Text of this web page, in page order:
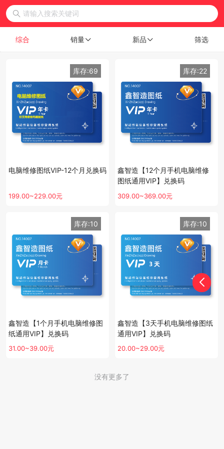
综合 销量 新品 筛选
电脑维修图纸VIP-12个月兑换码
199.00~229.00元
库存:69
鑫智造【12个月手机电脑维修
图纸通用VIP】兑换码
309.00~369.00元
库存:22
鑫智造【1个月手机电脑维修图
纸通用VIP】兑换码
31.00~39.00元
库存:10
鑫智造【3天手机电脑维修图纸
通用VIP】兑换码
20.00~29.00元
库存:10
没有更多了